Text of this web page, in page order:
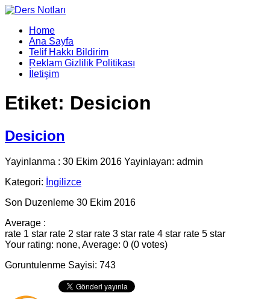
Home
Ana Sayfa
Telif Hakkı Bildirim
Reklam Gizlilik Politikası
İletişim
Etiket: Desicion
Desicion
Yayinlanma : 30 Ekim 2016 Yayinlayan: admin
Kategori: İngilizce
Son Duzenleme 30 Ekim 2016
Average :
rate 1 star rate 2 star rate 3 star rate 4 star rate 5 star
Your rating: none, Average: 0 (0 votes)
Goruntulenme Sayisi: 743